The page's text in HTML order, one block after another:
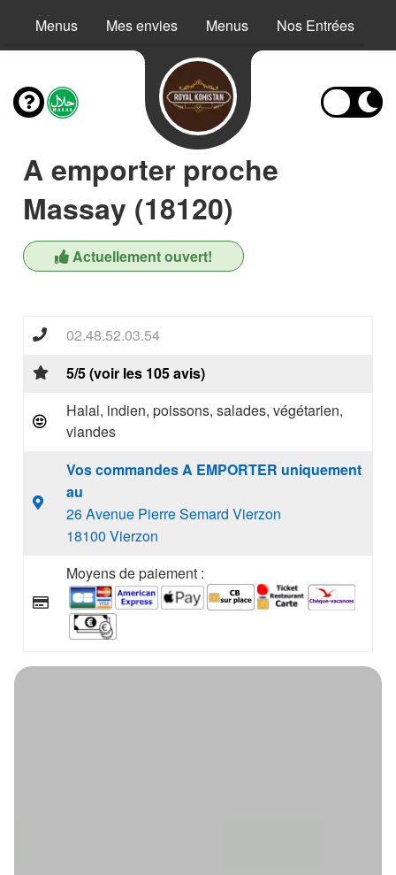
Menus Mes envies Menus Nos Entrées
A emporter proche
Massay (18120)
Actuellement ouvert!
02.48.52.03.54
5/5 (voir les 105 avis)
Halal, indien, poissons, salades, végétarien,
viandes
Vos commandes A EMPORTER uniquement
au
26 Avenue Pierre Semard Vierzon
18100 Vierzon
Moyens de paiement :